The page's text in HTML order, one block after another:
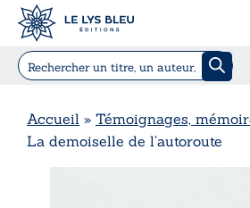
Accueil » Témoignages,
La demoiselle de l’autoroute